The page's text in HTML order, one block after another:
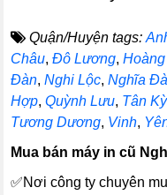
Quận/Huyện tags:
Châu,Đô Lương,
Đàn,Nghi Lộc,Nghĩa
Hợp,Quỳnh Lưu, Tân Kỳ
Tương Dương, Vinh,
Mua bán máy in cũ
✅Nơi công ty chuyên